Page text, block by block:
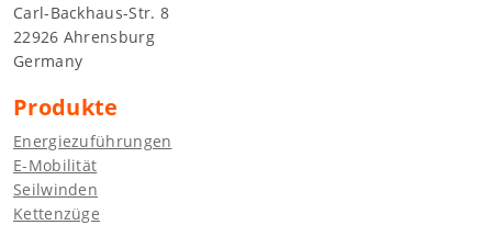
Carl-Backhaus-Str. 8
22926 Ahrensburg
Germany
Produkte
Energiezuführungen
E-Mobilität
Seilwinden
Kettenzüge